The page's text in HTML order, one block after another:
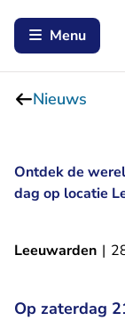
Menu
Nieuws
Ontdek de
dag op locatie
Leeuwarden |
Op zaterdag